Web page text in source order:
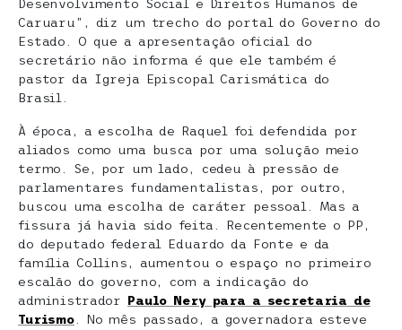
Desenvolvimento Social e Direitos Humanos de
Caruaru”, diz um trecho do portal do Governo do
Estado. O que a apresentação oficial do
secretário não informa é que ele também é
pastor da Igreja Episcopal Carismática do
Brasil.
À época, a escolha de Raquel foi defendida por
aliados como uma busca por uma solução meio
termo. Se, por um lado, cedeu à pressão de
parlamentares fundamentalistas, por outro,
buscou uma escolha de caráter pessoal. Mas a
fissura já havia sido feita. Recentemente o PP,
do deputado federal Eduardo da Fonte e da
família Collins, aumentou o espaço no primeiro
escalão do governo, com a indicação do
administrador Paulo Nery para a secretaria de
Turismo . No mês passado, a governadora esteve